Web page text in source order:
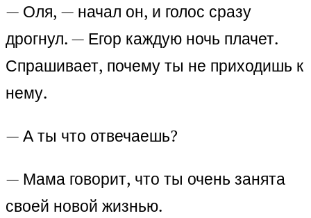
— Оля, — начал он, и голос сразу
дрогнул. — Егор каждую ночь плачет.
Спрашивает, почему ты не приходишь к
нему.
— А ты что отвечаешь?
— Мама говорит, что ты очень занята
своей новой жизнью.